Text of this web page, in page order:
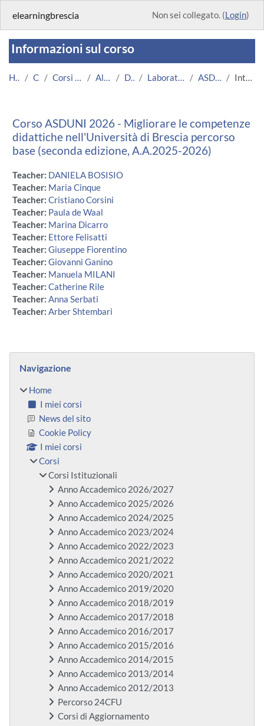
elearningbrescia Non sei collegato. (Login)
Informazioni sul corso
Home Corsi Corsi Istituzionali Altri Corsi DMMT Laboratori individuali ASDUNI 2026 Introduzione
Corso ASDUNI 2026 - Migliorare le competenze
didattiche nell'Università di Brescia percorso
base (seconda edizione, A.A.2025-2026)
Teacher: DANIELA BOSISIO
Teacher: Maria Cinque
Teacher: Cristiano Corsini
Teacher: Paula de Waal
Teacher: Marina Dicarro
Teacher: Ettore Felisatti
Teacher: Giuseppe Fiorentino
Teacher: Giovanni Ganino
Teacher: Manuela MILANI
Teacher: Catherine Rile
Teacher: Anna Serbati
Teacher: Arber Shtembari
Blocchi
Navigazione
Home
I miei corsi
News del sito
Cookie Policy
I miei corsi
Corsi
Corsi Istituzionali
Anno Accademico 2026/2027
Anno Accademico 2025/2026
Anno Accademico 2024/2025
Anno Accademico 2023/2024
Anno Accademico 2022/2023
Anno Accademico 2021/2022
Anno Accademico 2020/2021
Anno Accademico 2019/2020
Anno Accademico 2018/2019
Anno Accademico 2017/2018
Anno Accademico 2016/2017
Anno Accademico 2015/2016
Anno Accademico 2014/2015
Anno Accademico 2013/2014
Anno Accademico 2012/2013
Percorso 24CFU
Corsi di Aggiornamento